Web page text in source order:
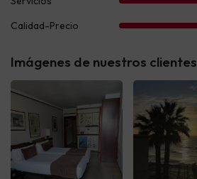
Imágenes de nuestros clientes